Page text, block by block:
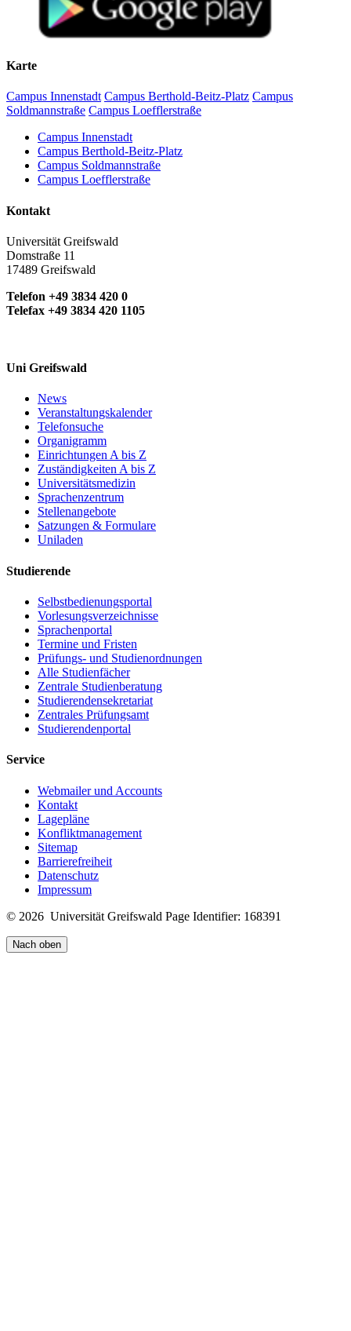
Karte
Campus Innenstadt Campus Berthold-Beitz-Platz Campus
Soldmannstraße Campus Loefflerstraße
Campus Innenstadt
Campus Berthold-Beitz-Platz
Campus Soldmannstraße
Campus Loefflerstraße
Kontakt
Universität Greifswald
Domstraße 11
17489 Greifswald
Telefon +49 3834 420 0
Telefax +49 3834 420 1105
Uni Greifswald
News
Veranstaltungskalender
Telefonsuche
Organigramm
Einrichtungen A bis Z
Zuständigkeiten A bis Z
Universitätsmedizin
Sprachenzentrum
Stellenangebote
Satzungen & Formulare
Uniladen
Studierende
Selbstbedienungsportal
Vorlesungsverzeichnisse
Sprachenportal
Termine und Fristen
Prüfungs- und Studienordnungen
Alle Studienfächer
Zentrale Studienberatung
Studierendensekretariat
Zentrales Prüfungsamt
Studierendenportal
Service
Webmailer und Accounts
Kontakt
Lagepläne
Konfliktmanagement
Sitemap
Barrierefreiheit
Datenschutz
Impressum
© 2026 Universität Greifswald Page Identifier: 168391
Nach oben